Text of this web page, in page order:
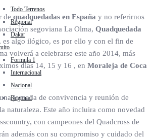
Todo Terrenos
Regional
Dakar
Formula 1
Internacional
Nacional
Regional
de quadquedadas en España y no referirnos
segoviana La Olma, Quadquedada
, es algo ilógico, es por ello y con el fin de
volverá a celebrarse este año 2014, más
días 14, 15 y 16 , en Moraleja de Coca
jornada de convivencia y reunión de
naturaleza. Este año incluira como novedad
con campeones del Quadcross de
además con su compromiso y cuidado del